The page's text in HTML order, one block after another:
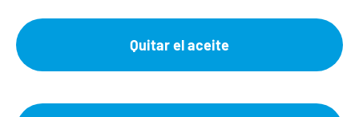
Quitar el aceite